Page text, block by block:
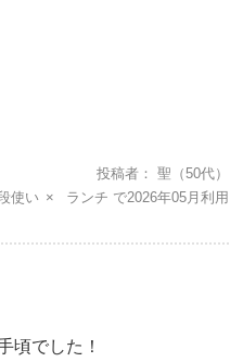
投稿者 聖 （50代）
使い ランチ 2026年05月
頃でした！